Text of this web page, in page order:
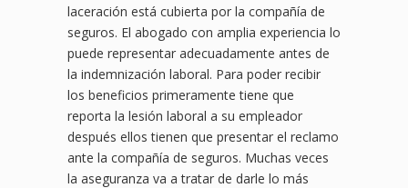
laceración está cubierta por la compañía de
seguros. El abogado con amplia experiencia lo
puede representar adecuadamente antes de
la indemnización laboral. Para poder recibir
los beneficios primeramente tiene que
reporta la lesión laboral a su empleador
después ellos tienen que presentar el reclamo
ante la compañía de seguros. Muchas veces
la aseguranza va a tratar de darle lo más